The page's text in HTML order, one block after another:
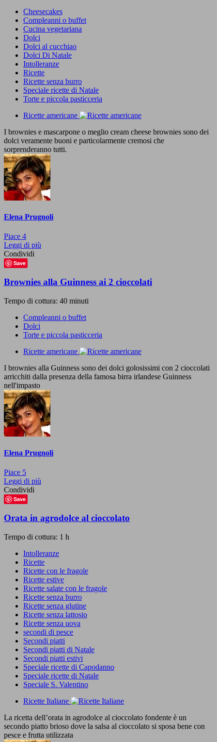
Cheesecakes
Compleanni o buffet
Cucina vegetariana
Dolci
Dolci al cucchiao
Dolci Di Natale
Intolleranze
Ricette
Ricette senza burro
Speciale ricette di Natale
Torte e piccola pasticceria
Ricette americane
I brownies e mascarpone o meglio cream cheese brownies sono dei
dolci veramente buoni e particolarmente cremosi che
sorprenderanno tutti.
Elena Prugnoli
Piace 4
Leggi di più
Condividi
Save
Brownies alla Guinness ai 2 cioccolati
Tempo di cottura: 40 minuti
Compleanni o buffet
Dolci
Torte e piccola pasticceria
Ricette americane
I brownies alla Guinness sono dei dolci golosissimi con 2 cioccolati
arricchiti dalla presenza della famosa birra irlandese Guinness
nell'impasto
Elena Prugnoli
Piace 5
Leggi di più
Condividi
Save
Orata in agrodolce al cioccolato
Tempo di cottura: 1 h
Intolleranze
Ricette
Ricette con le fragole
Ricette estive
Ricette salate con le fragole
Ricette senza burro
Ricette senza glutine
Ricette senza lattosio
Ricette senza uova
secondi di pesce
Secondi piatti
Secondi piatti di Natale
Secondi piatti estivi
Speciale ricette di Capodanno
Speciale ricette di Natale
Speciale S. Valentino
Ricette Italiane
La ricetta dell’orata in agrodolce al cioccolato fondente è un
secondo piatto brioso dove la salsa al cioccolato si sposa bene con
pesce e frutta utilizzata